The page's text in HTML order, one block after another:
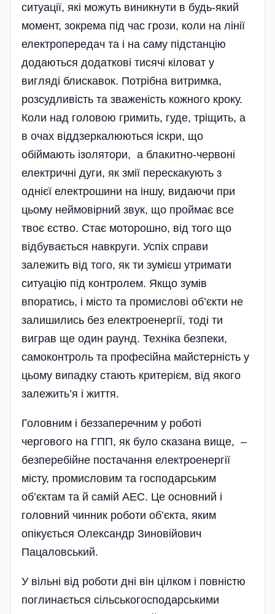
ситуації, які можуть виникнути в будь-який
момент, зокрема під час грози, коли на лінії
електропередач та і на саму підстанцію
додаються додаткові тисячі кіловат у
вигляді блискавок. Потрібна витримка,
розсудливість та зваженість кожного кроку.
Коли над головою гримить, гуде, тріщить, а
в очах віддзеркалюються іскри, що
обіймають ізолятори, а блакитно-червоні
електричні дуги, як змії перескакують з
однієї електрошини на іншу, видаючи при
цьому неймовірний звук, що проймає все
твоє єство. Стає моторошно, від того що
відбувається навкруги. Успіх справи
залежить від того, як ти зумієш утримати
ситуацію під контролем. Якщо зумів
впоратись, і місто та промислові об’єкти не
залишились без електроенергії, тоді ти
виграв ще один раунд. Техніка безпеки,
самоконтроль та професійна майстерність у
цьому випадку стають критерієм, від якого
залежить’я і життя.
Головним і беззаперечним у роботі
чергового на ГПП, як було сказана вище, –
безперебійне постачання електроенергії
місту, промисловим та господарським
об’єктам та й самій АЕС. Це основний і
головний чинник роботи об’єкта, яким
опікується Олександр Зиновійович
Пацаловський.
У вільні від роботи дні він цілком і повністю
поглинається сільськогосподарськими